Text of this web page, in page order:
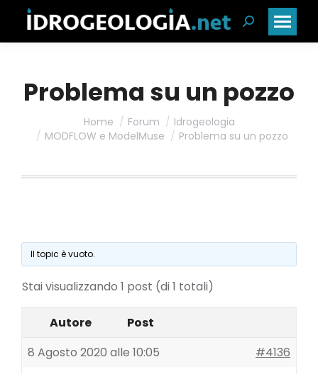
Cerca:
Problema su un pozzo
Home Forum
Idrogeologia
MODFLOW e ModelMuse
Problema su un pozzo
Il topic è vuoto.
Stai visualizzando 1 post (di 1 totali)
Autore
Post
8 Agosto 2020 alle 10:05
#4136